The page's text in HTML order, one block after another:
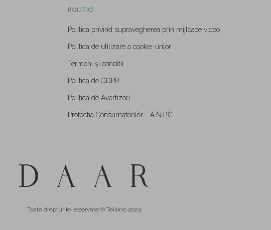
POLITICI
Politica privind supravegherea prin mijloace video
Politica de utilizare a cookie-urilor
Termeni și conditii
Politica de GDPR
Politica de Avertizori
Protectia Consumatorilor - A.N.P.C.
Toate drepturile rezervate © Teilor.ro 2024